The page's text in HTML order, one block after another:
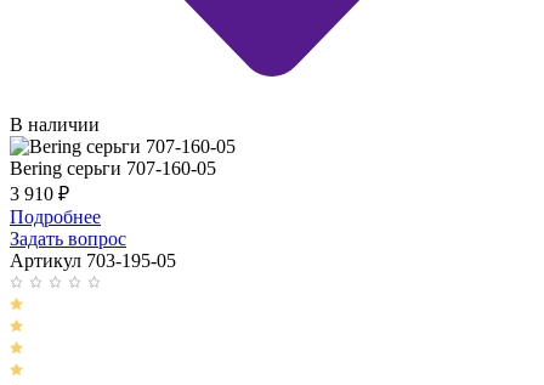
В наличии
Bering серьги 707-160-05
3 910 ₽
Подробнее
Задать вопрос
Артикул 703-195-05